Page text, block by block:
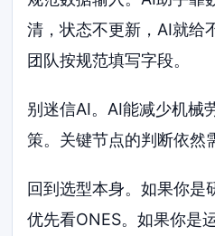
清，状态不更新，AI就给
团队按规范填写字段。
别迷信AI。AI能减少机械
策。关键节点的判断依然
回到选型本身。如果你是
优先看ONES。如果你是